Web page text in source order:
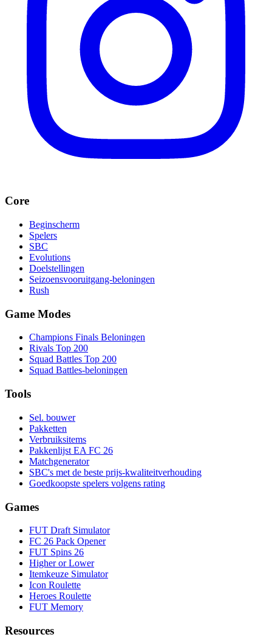
Core
Beginscherm
Spelers
SBC
Evolutions
Doelstellingen
Seizoensvooruitgang-beloningen
Rush
Game Modes
Champions Finals Beloningen
Rivals Top 200
Squad Battles Top 200
Squad Battles-beloningen
Tools
Sel. bouwer
Pakketten
Verbruiksitems
Pakkenlijst EA FC 26
Matchgenerator
SBC's met de beste prijs-kwaliteitverhouding
Goedkoopste spelers volgens rating
Games
FUT Draft Simulator
FC 26 Pack Opener
FUT Spins 26
Higher or Lower
Itemkeuze Simulator
Icon Roulette
Heroes Roulette
FUT Memory
Resources